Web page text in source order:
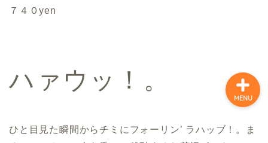
７４０yen
ハァウッ！。
ひと目見た瞬間からチミにフォーリン’ ラハッブ！。ま
MENU